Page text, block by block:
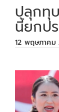
ปลุกทุ
นี้ยกปร
12 พฤษภาคม